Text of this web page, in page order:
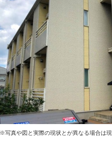
※写真や図と実際の現状とが異なる場合は